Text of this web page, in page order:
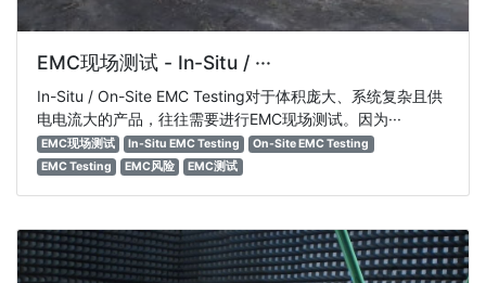
EMC现场测试 - In-Situ / ···
In-Situ / On-Site EMC Testing对于体积庞大、系统复杂且供
电电流大的产品，往往需要进行EMC现场测试。因为···
EMC现场测试 In-Situ EMC Testing
On-Site EMC Testing
EMC Testing
EMC风险 EMC测试